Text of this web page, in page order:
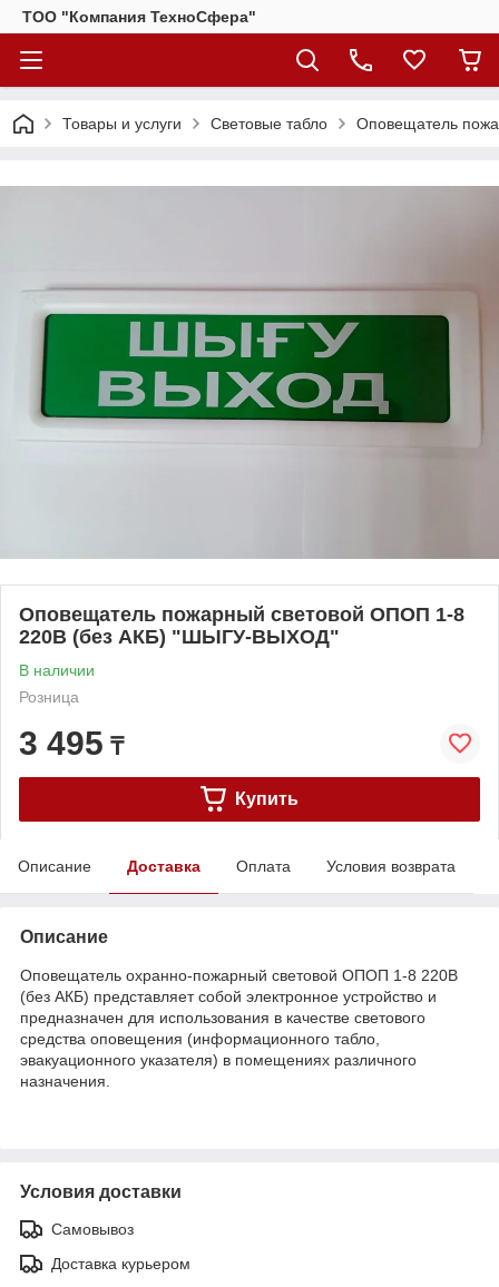
ТОО "Компания ТехноСфера"
Товары и услуги Световые табло Оповещатель
Оповещатель пожарный световой ОПОП 1-8
220В (без АКБ) "ШЫГУ-ВЫХОД"
В наличии
Розница
3 495 ₸
Купить
Описание Доставка Оплата Условия возврата
Описание
Оповещатель охранно-пожарный световой ОПОП 1-8 220В
(без АКБ) представляет собой электронное устройство и
предназначен для использования в качестве светового
средства оповещения (информационного табло,
эвакуационного указателя) в помещениях различного
назначения.
Условия доставки
Самовывоз
Доставка курьером